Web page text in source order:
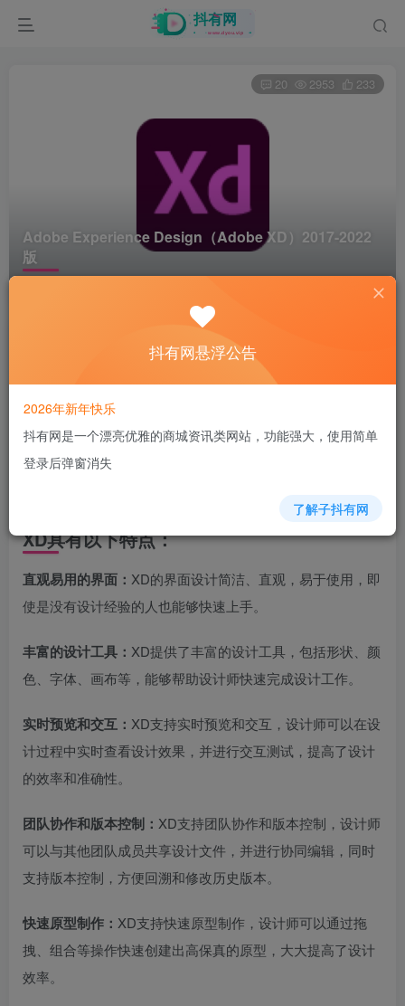
Adobe Experience Design（Adobe XD） 2017-2022
版
20 2953 233
Adobe Experience Design（XD）是一款由Adobe公司推出的
专业原型设计软件，主要用于帮助设计师创建高保真的用户
XD具有以下特点：
直观易用的界面： XD的界面设计简洁、直观，易于使用，即
使是没有设计经验的人也能够快速上手。
丰富的设计工具： XD提供了丰富的设计工具，包括形状、颜
色、字体、画布等，能够帮助设计师快速完成设计工作。
实时预览和交互： XD支持实时预览和交互，设计师可以在设
计过程中实时查看设计效果，并进行交互测试，提高了设计
的效率和准确性。
团队协作和版本控制： XD支持团队协作和版本控制，设计师
可以与其他团队成员共享设计文件，并进行协同编辑，同时
支持版本控制，方便回溯和修改历史版本。
快速原型制作： XD支持快速原型制作，设计师可以通过拖
拽、组合等操作快速创建出高保真的原型，大大提高了设计
效率。
抖有网悬浮公告
2026年新年快乐
抖有网是一个漂亮优雅的商城资讯类网站，功能强大，使用简单
登录后弹窗消失
了解子抖有网